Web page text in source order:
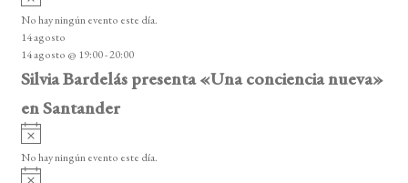
o
v
i
s
o
No hay ningún evento este día.
14 agosto
14 agosto @ 19:00-20:00
Silvia Bardelás presenta «Una conciencia nueva»
en Santander
A
v
i
No hay ningún evento este día.
A